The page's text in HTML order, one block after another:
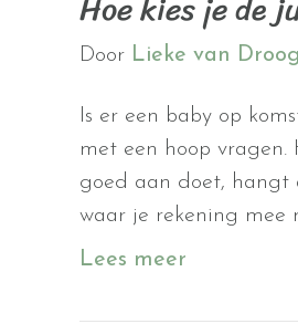
Door Lieke van
Is er een baby op
met een hoop vragen.
goed aan doet, hangt
waar je rekening mee
Lees meer